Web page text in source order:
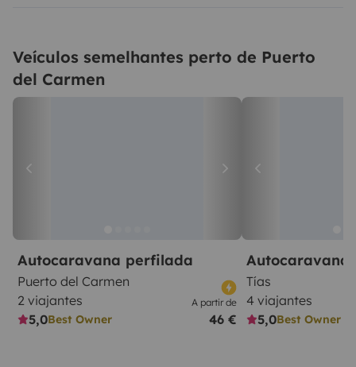
Veículos semelhantes perto de Puerto
del Carmen
Autocaravana perfilada
Puerto del Carmen
2 viajantes
5,0Best Owner
A partir de
46 €
Tías
4 viajantes
5,0Best Owner